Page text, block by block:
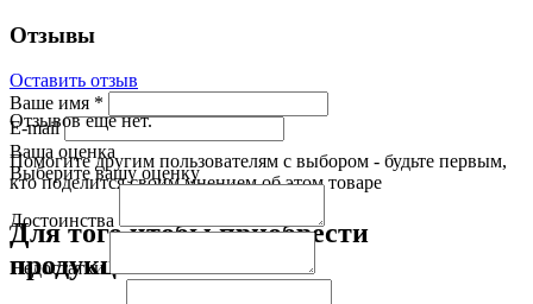
Отзывы
Оставить отзыв
Ваше имя *
E-mail
Ваша оценка
Выберите вашу оценку
Достоинства
Недостатки
Отзывов еще нет.
Помогите другим пользователям с выбором - будьте первым,
кто поделится своим мнением об этом товаре
Для того чтобы приобрести
продукцию: